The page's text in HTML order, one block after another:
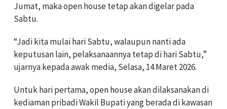
Jumat, maka open house tetap akan digelar pada
Sabtu.
“Jadi kita mulai hari Sabtu, walaupun nanti ada
keputusan lain, pelaksanaannya tetap di hari Sabtu,”
ujarnya kepada awak media, Selasa, 14 Maret 2026.
Untuk hari pertama, open house akan dilaksanakan di
kediaman pribadi Wakil Bupati yang berada di kawasan